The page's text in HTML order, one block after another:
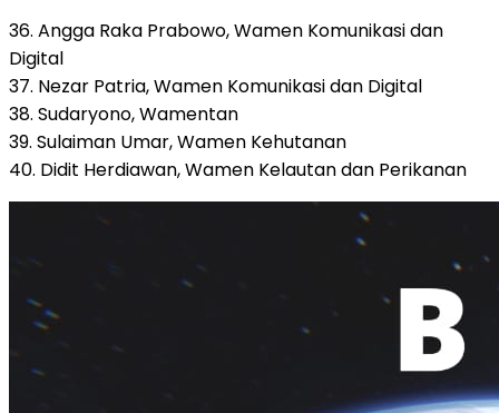
36. Angga Raka Prabowo, Wamen Komunikasi dan
Digital
37. Nezar Patria, Wamen Komunikasi dan Digital
38. Sudaryono, Wamentan
39. Sulaiman Umar, Wamen Kehutanan
40. Didit Herdiawan, Wamen Kelautan dan Perikanan